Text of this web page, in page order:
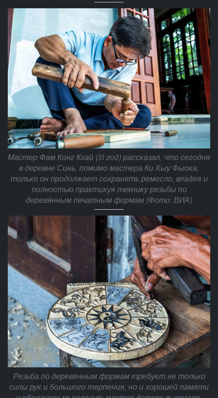
Мастер Фам Конг Кхай (51 год) рассказал, что сегодня
в деревне Синь, помимо мастера Ки Хыу Фыока,
только он продолжает сохранять ремесло, владея и
полностью практикуя технику резьбы по
деревянным печатным формам (Фото: ВИА)
Резьба по деревянным формам требует не только
силы рук и большого терпения, но и хорошей памяти